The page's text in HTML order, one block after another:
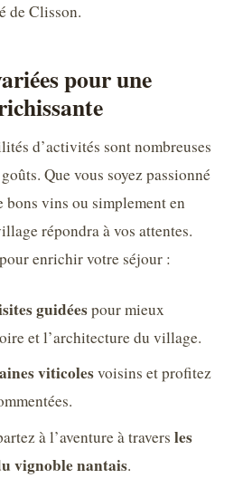
de Clisson.
pour une
d’activités sont nombreuses
Que vous soyez passionné
bons vins ou simplement en
répondra à vos attentes.
enrichir votre séjour :
guidéespour mieux
et l’architecture du village.
viticolesvoisins et profitez
à l’aventure à traversles
vignoble nantais.